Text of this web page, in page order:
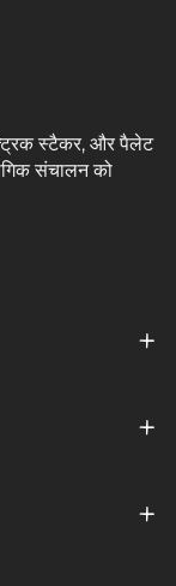
स्टैकर, और पैलेट
संचालन को